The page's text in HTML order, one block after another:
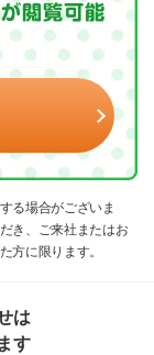
る場合がございま
き、ご来社またはお
方に限ります。
は
す